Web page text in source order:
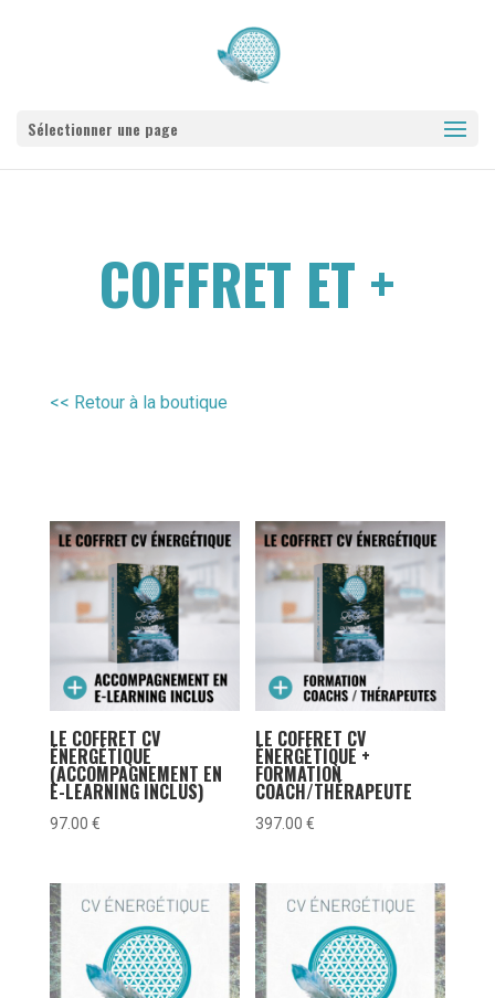
Sélectionner une page
COFFRET ET +
<< Retour à la boutique
LE COFFRET CV
ÉNERGÉTIQUE
(ACCOMPAGNEMENT EN
E-LEARNING INCLUS)
97.00 €
LE COFFRET CV
ÉNERGÉTIQUE +
FORMATION
COACH/THÉRAPEUTE
397.00€